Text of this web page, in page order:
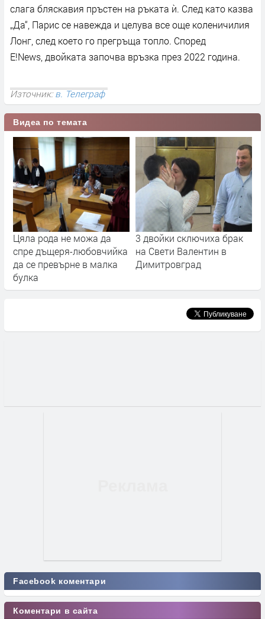
слага бляскавия пръстен на ръката ѝ. След като казва
„Да“, Парис се навежда и целува все още коленичилия
Лонг, след което го прегръща топло. Според
E!News, двойката започва връзка през 2022 година.
Източник:в. Телеграф
Видеа по темата
Цяла рода не можа да
спре дъщеря-любовчийка
да се превърне в малка
булка
3 двойки сключиха брак
на Свети Валентин в
Димитровград
Facebook коментари
Коментари в сайта